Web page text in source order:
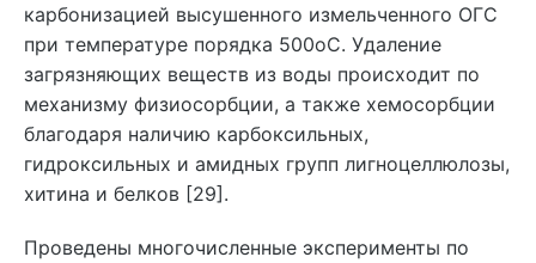
карбонизацией высушенного измельченного ОГС
при температуре порядка 500оС. Удаление
загрязняющих веществ из воды происходит по
механизму физиосорбции, а также хемосорбции
благодаря наличию карбоксильных,
гидроксильных и амидных групп лигноцеллюлозы,
хитина и белков [29].
Проведены многочисленные эксперименты по